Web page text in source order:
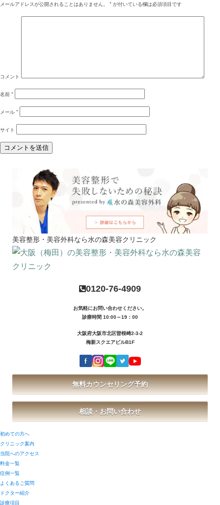
メールアドレスが公開されることはありません。 * が付いている欄は必須項目です
コメント
名前 *
メール *
サイト
美容整形・美容外科なら水の森美容クリニック
0120-76-4909
お気軽にお問い合わせください。
診療時間 10:00～19：00
大阪府大阪市北区曽根崎2-3-2
梅新スクエアビルB1F
無料カウンセリング予約
相談・お問い合わせ
初めての方へ
クリニック案内
当院へのアクセス
料金一覧
症例一覧
よくあるご質問
ドクター紹介
診療項目